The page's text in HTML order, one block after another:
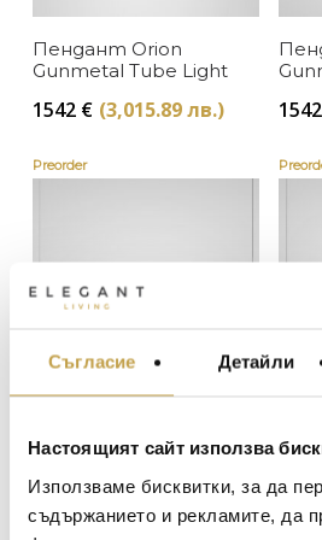
Съгласие Детайли
Настоящият сайт използва
Използваме бисквитки, за да
съдържанието и рекламите, да
В наличност
Изчерпан, с опция
ЦВЯТ
Златно
Пендант Orion
Gunmetal Tube Light
1542 € (3,015.89 лв.) 1542
Preorder
Пендант Orion Gold
Tube Light
1546€ (3,023.00 лв.)